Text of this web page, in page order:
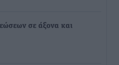
σε άξονα και